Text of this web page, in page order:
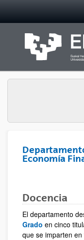
Economía
Docencia
El departamento
Grado en cinco
que se imparten